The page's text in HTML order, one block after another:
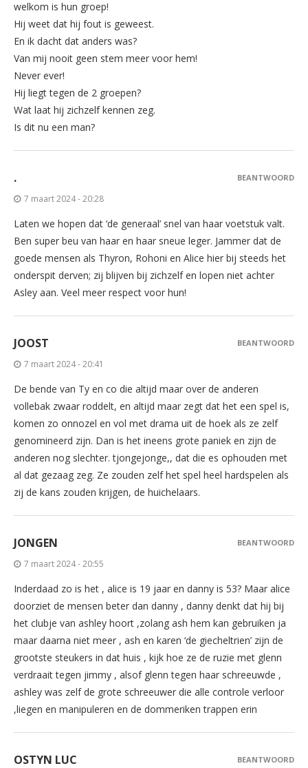
welkom is hun groep!
Hij weet dat hij fout is geweest.
En ik dacht dat anders was?
Van mij nooit geen stem meer voor hem!
Never ever!
Hij liegt tegen de 2 groepen?
Wat laat hij zichzelf kennen zeg.
Is dit nu een man?
.
7 maart 2024 - 20:28
Laten we hopen dat ‘de generaal’ snel van haar voetstuk valt.
Ben super beu van haar en haar sneue leger. Jammer dat de
goede mensen als Thyron, Rohoni en Alice hier bij steeds het
onderspit derven; zij blijven bij zichzelf en lopen niet achter
Asley aan. Veel meer respect voor hun!
BEANTWOORD
JOOST
7 maart 2024 - 20:41
De bende van Ty en co die altijd maar over de anderen
vollebak zwaar roddelt, en altijd maar zegt dat het een spel is,
komen zo onnozel en vol met drama uit de hoek als ze zelf
genomineerd zijn. Dan is het ineens grote paniek en zijn de
anderen nog slechter. tjongejonge,, dat die es ophouden met
al dat gezaag zeg. Ze zouden zelf het spel heel hardspelen als
zij de kans zouden krijgen, de huichelaars.
BEANTWOORD
JONGEN
7 maart 2024 - 20:55
Inderdaad zo is het , alice is 19 jaar en danny is 53? Maar alice
doorziet de mensen beter dan danny , danny denkt dat hij bij
het clubje van ashley hoort ,zolang ash hem kan gebruiken ja
maar daarna niet meer , ash en karen ‘de giecheltrien’ zijn de
grootste steukers in dat huis , kijk hoe ze de ruzie met glenn
verdraait tegen jimmy , alsof glenn tegen haar schreeuwde ,
ashley was zelf de grote schreeuwer die alle controle verloor
,liegen en manipuleren en de dommeriken trappen erin
BEANTWOORD
OSTYN LUC BEANTWOORD